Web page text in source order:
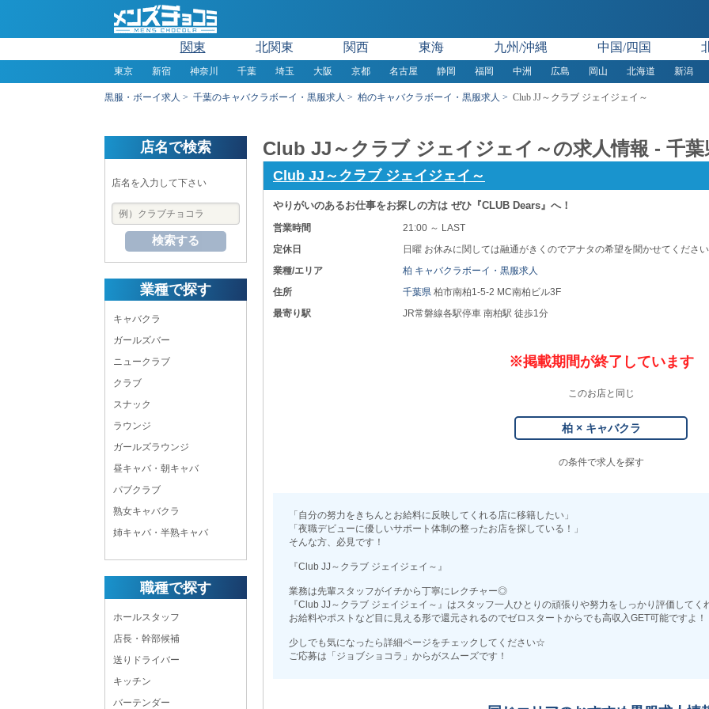
関東 北関東 関西 東海 九州/沖縄 中国/四国
東京 新宿 神奈川 千葉 埼玉 大阪 京都 名古屋 静岡 福岡 中洲 広島 岡山 北海道 新潟
黒服・ボーイ求人 千葉のキャバクラボーイ・黒服求人 柏のキャバクラボーイ・黒服求人 Club JJ～クラブ ジェイジェイ～
店名で検索
店名を入力して下さい
検索する
業種で探す
キャバクラ
ガールズバー
ニュークラブ
クラブ
スナック
ラウンジ
ガールズラウンジ
昼キャバ・朝キャバ
パブクラブ
熟女キャバクラ
姉キャバ・半熟キャバ
職種で探す
ホールスタッフ
店長・幹部候補
送りドライバー
キッチン
バーテンダー
Club JJ～クラブ ジェイジェイ～の求人情報 - 千
Club JJ～クラブ ジェイジェイ～
やりがいのあるお仕事をお探しの方は ぜひ『CLUB Dears』へ！
営業時間
21:00 ～ LAST
定休日
日曜 お休みに関しては融通がきくのでアナタの希望を聞かせてくださ
業種/エリア
柏 キャバクラボーイ・黒服求人
住所
千葉県柏市南柏1-5-2 MC南柏ビル3F
最寄り駅
JR常磐線各駅停車 南柏駅 徒歩1分
※掲載期間が終了しています
このお店と同じ
柏 × キャバクラ
の条件で求人を探す
「自分の努力をきちんとお給料に反映してくれる店に移籍したい」
「夜職デビューに優しいサポート体制の整ったお店を探している！」
そんな方、必見です！
『Club JJ～クラブ ジェイジェイ～』
業務は先輩スタッフがイチから丁寧にレクチャー◎
『Club JJ～クラブ ジェイジェイ～』はスタッフ一人ひとりの頑張りや努力をしっかり評価してく
お給料やポストなど目に見える形で還元されるのでゼロスタートからでも高収入GET可能ですよ！
少しでも気になったら詳細ページをチェックしてください☆
ご応募は「ジョブショコラ」からがスムーズです！